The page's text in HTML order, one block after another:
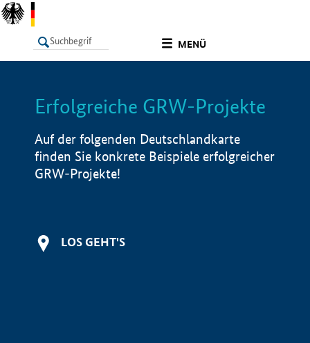
MENÜ
LISTE Info
Erfolgreiche GRW-Projekte
Auf der folgenden Deutschlandkarte
finden Sie konkrete Beispiele erfolgreicher
GRW-Projekte!
LOS GEHT'S